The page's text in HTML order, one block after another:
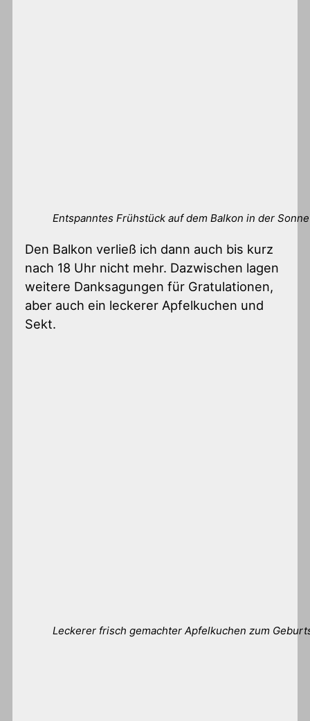
Entspanntes Frühstück auf dem Balkon in der Sonne
Den Balkon verließ ich dann auch bis kurz
nach 18 Uhr nicht mehr. Dazwischen lagen
weitere Danksagungen für Gratulationen,
aber auch ein leckerer Apfelkuchen und
Sekt.
Leckerer frisch gemachter Apfelkuchen zum